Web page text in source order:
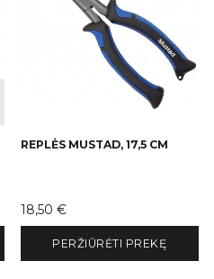
REPLĖS MUSTAD, 17,5 CM
Kaina
18,50 €
PERŽIŪRĖTI PREKĘ